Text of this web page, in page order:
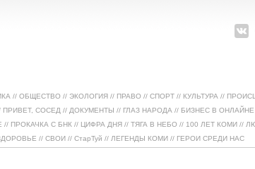
// ОБЩЕСТВО // ЭКОЛОГИЯ // ПРАВО // СПОРТ // КУЛЬТУРА //
ПРИВЕТ, СОСЕД // ДОКУМЕНТЫ // ГЛАЗ НАРОДА // БИЗНЕС В ОНЛАЙНЕ
// ПРОКАЧКА С БНК // ЦИФРА ДНЯ // ТЯГА В НЕБО // 100 ЛЕТ КОМИ //
// СВОИ // СтарТуй // ЛЕГЕНДЫ КОМИ // ГЕРОИ СРЕДИ НАС